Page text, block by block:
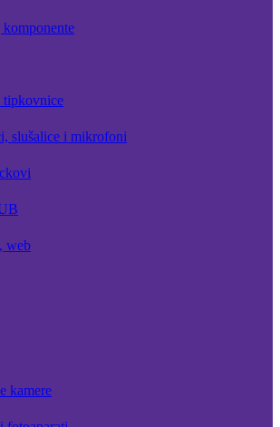
tipkovnice
slušalice i mikrofoni
web
kamere